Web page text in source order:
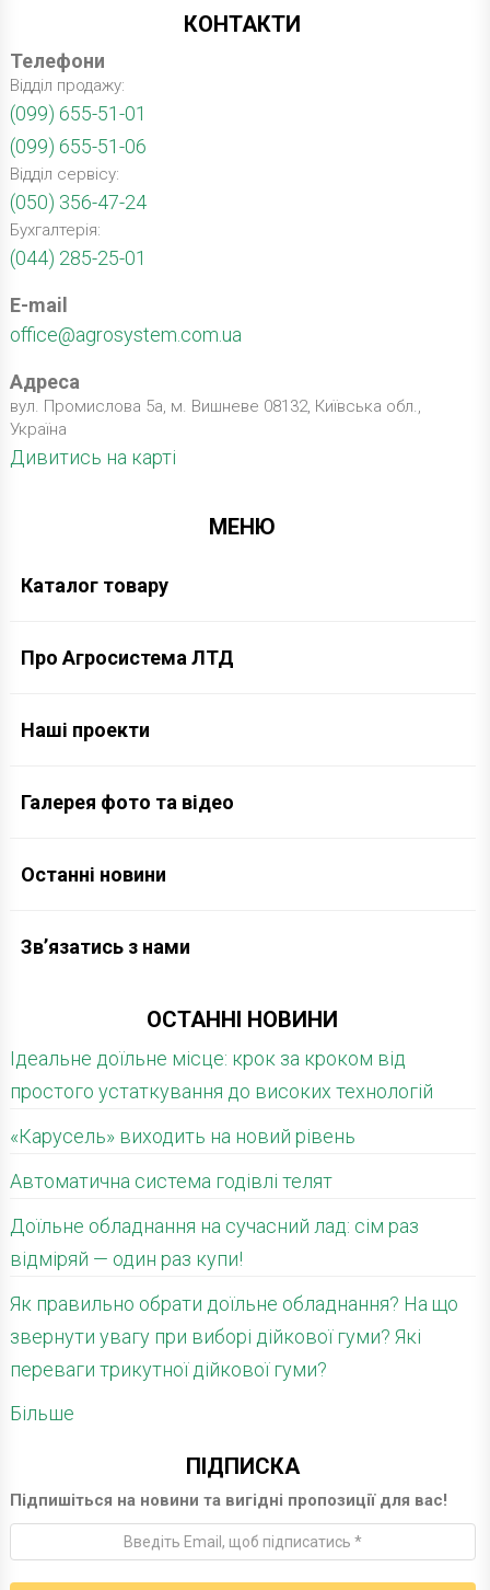
КОНТАКТИ
Телефони
Відділ продажу:
(099) 655-51-01
(099) 655-51-06
Відділ сервісу:
(050) 356-47-24
Бухгалтерія:
(044) 285-25-01
E-mail
office@agrosystem.com.ua
Адреса
вул. Промислова 5а, м. Вишневе 08132, Київська обл.,
Україна
Дивитись на карті
МЕНЮ
Каталог товару
Про Агросистема ЛТД
Наші проекти
Галерея фото та відео
Останні новини
Зв’язатись з нами
ОСТАННІ НОВИНИ
Ідеальне доїльне місце: крок за кроком від
простого устаткування до високих технологій
«Карусель» виходить на новий рівень
Автоматична система годівлі телят
Доїльне обладнання на сучасний лад: сім раз
відміряй — один раз купи!
Як правильно обрати доїльне обладнання? На що
звернути увагу при виборі дійкової гуми? Які
переваги трикутної дійкової гуми?
Більше
ПІДПИСКА
Підпишіться на новини та вигідні пропозиції для вас!